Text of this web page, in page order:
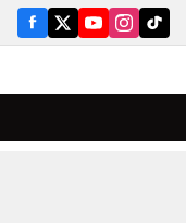
las tradiciones de